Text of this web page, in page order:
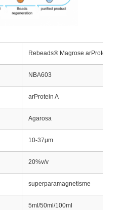
Rebeads® Magrose arProtein A
NBA603
arProtein A
Agarosa
10-37μm
20%v/v
superparamagnetisme
5ml/50ml/100ml